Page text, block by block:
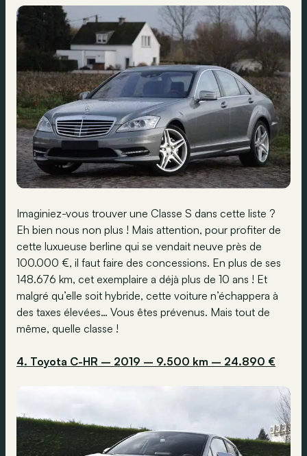
Imaginiez-vous trouver une Classe S dans cette liste ?
Eh bien nous non plus ! Mais attention, pour profiter de
cette luxueuse berline qui se vendait neuve près de
100.000 €, il faut faire des concessions. En plus de ses
148.676 km, cet exemplaire a déjà plus de 10 ans ! Et
malgré qu’elle soit hybride, cette voiture n’échappera à
des taxes élevées… Vous êtes prévenus. Mais tout de
même, quelle classe !
4. Toyota C-HR – 2019 – 9.500 km – 24.890 €